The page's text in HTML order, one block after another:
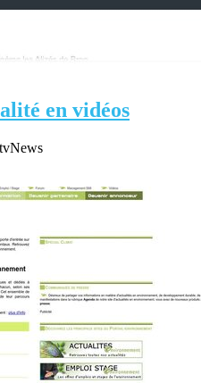
en vidéos